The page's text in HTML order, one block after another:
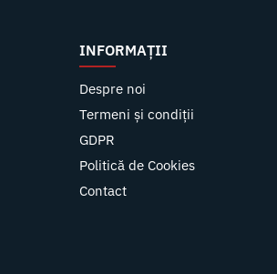
INFORMAȚII
Despre noi
Termeni și condiții
GDPR
Politică de Cookies
Contact